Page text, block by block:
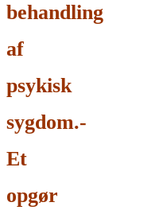
behandling
af
psykisk
sygdom.-
Et
opgør